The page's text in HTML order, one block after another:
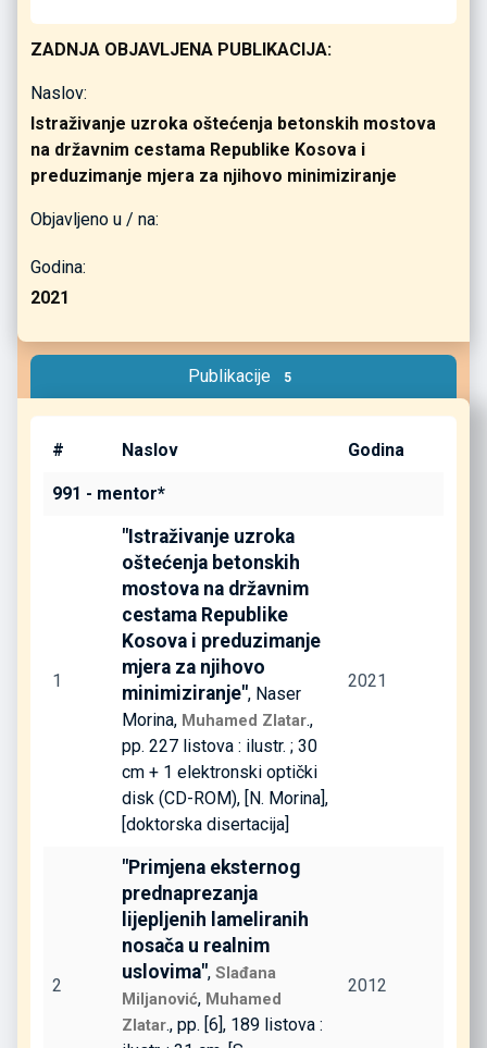
ZADNJA OBJAVLJENA PUBLIKACIJA:
Naslov:
Istraživanje uzroka oštećenja betonskih mostova
na državnim cestama Republike Kosova i
preduzimanje mjera za njihovo minimiziranje
Objavljeno u / na:
Godina:
2021
Publikacije 5
# Naslov Godina
991 - mentor*
1
"Istraživanje uzroka
oštećenja betonskih
mostova na državnim
cestama Republike
Kosova i preduzimanje
mjera za njihovo
minimiziranje", Naser
Morina, Muhamed Zlatar.,
pp. 227 listova : ilustr. ; 30
cm + 1 elektronski optički
disk (CD-ROM), [N. Morina],
[doktorska disertacija]
2021
2
"Primjena eksternog
prednaprezanja
lijepljenih lameliranih
nosača u realnim
uslovima", Slađana
Miljanović, Muhamed
Zlatar., pp. [6], 189 listova :
2012